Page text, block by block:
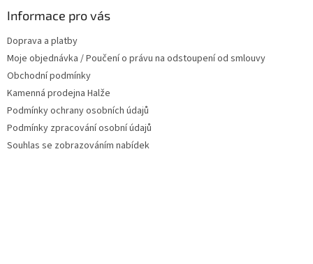
Informace pro vás
Doprava a platby
Moje objednávka / Poučení o právu na odstoupení od smlouvy
Obchodní podmínky
Kamenná prodejna Halže
Podmínky ochrany osobních údajů
Podmínky zpracování osobní údajů
Souhlas se zobrazováním nabídek